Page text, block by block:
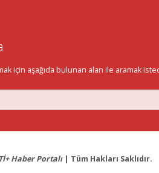
için aşağıda bulunan alan ile aramak
Haber Portalı| Tüm Hakları Saklıdır.